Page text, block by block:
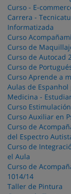
Curso - E-
Carrera -
Informatizada
Curso
Curso de
Curso de Autocad
Curso de
Curso Aprende a
Aulas de
Medicina -
Curso
Curso Auxiliar en
Curso de
del Espectro
Curso de
el Aula
Curso de
1014/14
Taller de Pintura